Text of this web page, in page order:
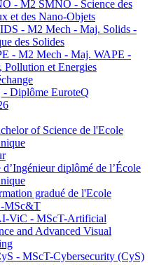
- M2 SMNO - Science des
et des Nano-Objets
- M2 Mech - Maj. Solids -
des Solides
- M2 Mech - Maj. WAPE -
Pollution et Energies
- Diplôme EuroteQ
of Science de l'Ecole
diplômé de l’École
gradué de l'Ecole
-MSc&T
ViC - MScT-Artificial
and Advanced Visual
- MScT-Cybersecurity (CyS)